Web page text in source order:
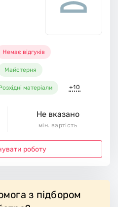
Немає відгуків
Майстерня
матеріали +10
Не вказано
мін. вартість
роботу
з підбором